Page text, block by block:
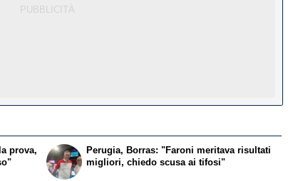
prova,
Perugia, Borras: "Faroni meritava risultati
migliori, chiedo scusa ai tifosi"